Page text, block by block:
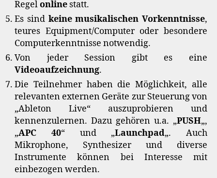
Regelonline statt.
Es sind keine musikalischen Vorkenntnisse,
teures Equipment/Computer oder besondere
Computerkenntnisse notwendig.
Von jeder Session gibt es eine
Videoaufzeichnung.
Die Teilnehmer haben die Möglichkeit, alle
relevanten externen Geräte zur Steuerung von
„Ableton Live“ auszuprobieren und
kennenzulernen. Dazu gehören u.a. „PUSH„,
„APC 40“ und „Launchpad„. Auch
Mikrophone, Synthesizer und diverse
Instrumente können bei Interesse mit
einbezogen werden.